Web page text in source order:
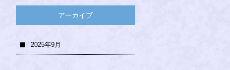
アーカイブ
2025年9月